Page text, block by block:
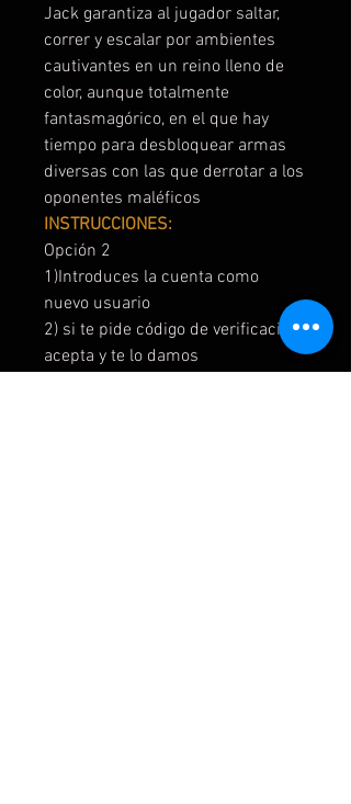
Jack garantiza al jugador saltar,
correr y escalar por ambientes
cautivantes en un reino lleno de
color, aunque totalmente
fantasmagórico, en el que hay
tiempo para desbloquear armas
diversas con las que derrotar a los
oponentes maléficos
INSTRUCCIONES:
Opción 2
1)Introduces la cuenta como
nuevo usuario
2) si te pide código de verificación
acepta y te lo damos